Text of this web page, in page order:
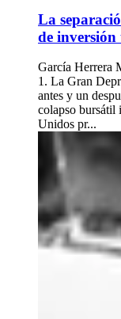
La
de inversión
García Herrera
1. La Gran
antes y un
colapso bursátil
Unidos pr...